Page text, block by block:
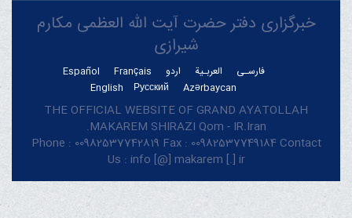
خبرگزاری دفتر حضرت آیت الله العظمی مکارم
شیرازی
فارسـی العربـیة اردو Français
Español
Azərbaycan
Русский
English
THE OFFICIAL WEBSITE OF GRAND AYATOLLAH
MAKAREM SHIRAZI Qom - IR.Iran.
Phone : 00982537742819 Fax : 00982537749184 Contact
Us : info [@] makarem [.] ir